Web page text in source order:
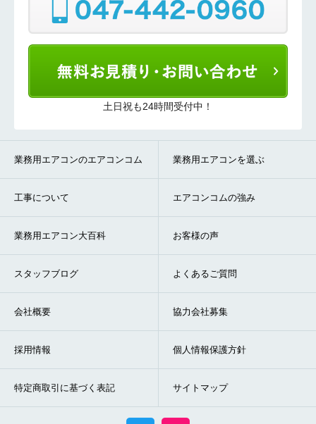
土日祝も24時間受付中！
業務用エアコンのエアコンコム 業務用エアコンを選ぶ
工事について エアコンコムの強み
業務用エアコン大百科 お客様の声
スタッフブログ よくあるご質問
会社概要 協力会社募集
採用情報 個人情報保護方針
特定商取引に基づく表記 サイトマップ